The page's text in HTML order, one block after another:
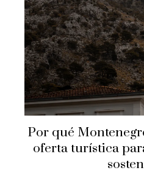
Por qué
oferta turística